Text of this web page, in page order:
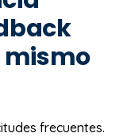
mismo
frecuentes.